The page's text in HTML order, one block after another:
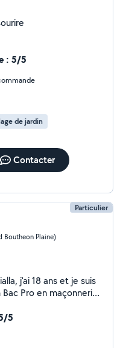
: 5/5
de jardin
Contacter
Particulier
Boutheon Plaine)
j'ai 18 ans et je suis
Pro en maçonnerie.
ainsi que pour le
motivé
un travail propre et
5